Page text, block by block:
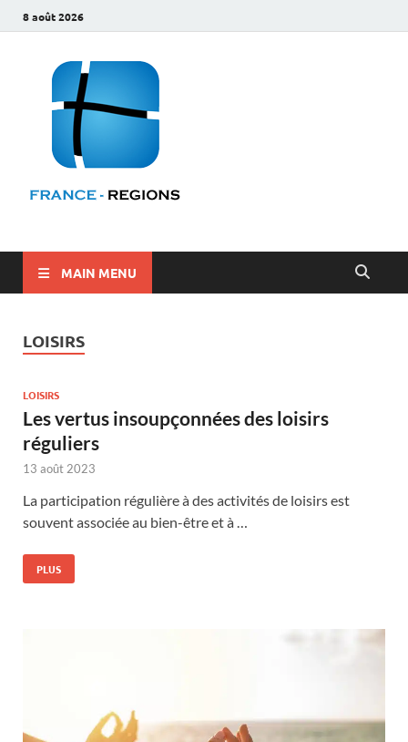
8 août 2026
d'infos
MAIN MENU
LOISIRS
LOISIRS
Les vertus insoupçonnées des loisirs
réguliers
13 août 2023
La participation régulière à des activités de loisirs est
souvent associée au bien-être et à …
PLUS